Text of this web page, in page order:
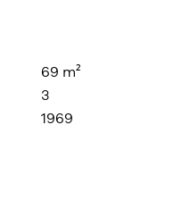
69 m²
3
1969